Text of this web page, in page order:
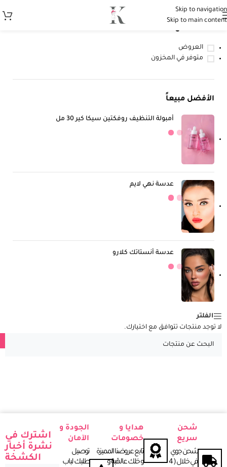
Skip to navigation
Skip to main content
العروض
متوفر في المخزون
الأفضل مبيعاً
أمبولة التنظيف روفكتين سيكا كير 30 مل
عدسة نهي لايم
عدسة أنستاتك كلارو
الفلتر
لا توجد منتجات تتوافق مع اختيارك.
شحن
سريع
شحن جوي
في خلال ( 4
هدايا و
خصومات
تابع عروضنا المميزة
و خلك عالهّبة و
الجودة و
الآمان
توصيل
طلبك لباب
اشترك في
نشرة أخبار
الكشخة